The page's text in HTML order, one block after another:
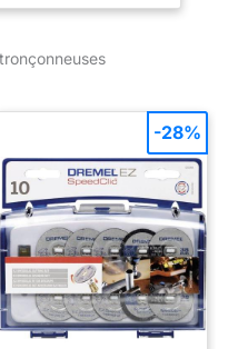
-28%